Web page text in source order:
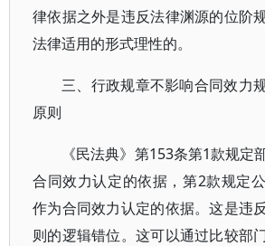
律依据之外是违反法律渊源的位阶
法律适用的形式理性的。
三、行政规章不影响合同效力
原则
《民法典》第153条第1款规定
合同效力认定的依据，第2款规定
作为合同效力认定的依据。这是违
则的逻辑错位。这可以通过比较部